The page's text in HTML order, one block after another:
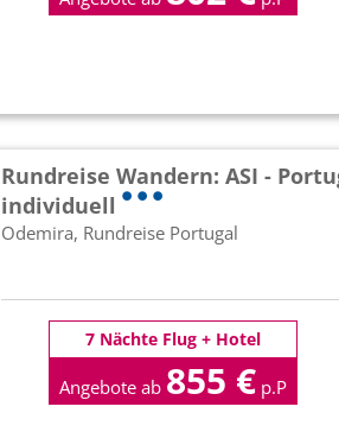
Rundreise Wandern: ASI -
individuell
Odemira, Rundreise Portugal
7 Nächte Flug + Hotel
Angebote ab 855 € p.P